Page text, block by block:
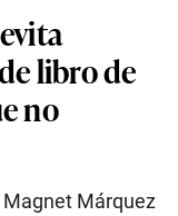
libro de
no
Magnet Márquez